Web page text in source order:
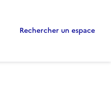
Rechercher un espace